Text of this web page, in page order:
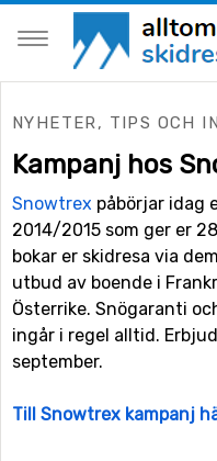
NYHETER, TIPS OCH
Kampanj hos
Snowtrex påbörjar idag
2014/2015 som ger er
bokar er skidresa via
utbud av boende i
Österrike. Snögaranti
ingår i regel alltid.
september.
Till Snowtrex kampanj